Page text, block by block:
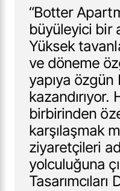
“Botter
büyüleyici bir
Yüksek
ve döneme
yapıya
kazandırıyor.
birbirinden
karşılaşmak
ziyaretçileri
yolculuğuna
Tasarımcıları